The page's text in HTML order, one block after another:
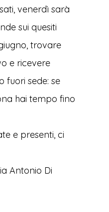
venerdì sarà
sui quesiti
trovare
e ricevere
fuori sede: se
hai tempo fino
e presenti, ci
Antonio Di